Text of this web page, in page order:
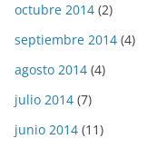
octubre 2014 (2)
septiembre 2014 (4)
agosto 2014 (4)
julio 2014 (7)
junio 2014 (11)